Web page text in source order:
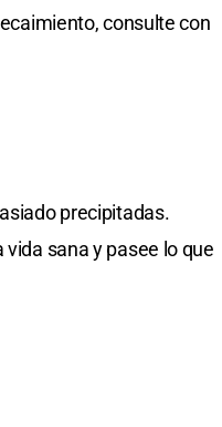
consulte con
precipitadas.
sana y pasee lo que